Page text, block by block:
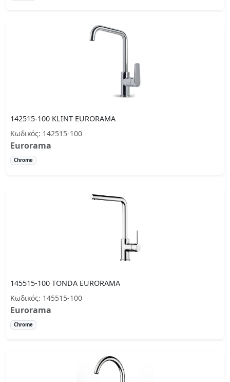
142515-100 KLINT EURORAMA
Κωδικός: 142515-100
Eurorama
Chrome
145515-100 TONDA EURORAMA
Κωδικός: 145515-100
Eurorama
Chrome